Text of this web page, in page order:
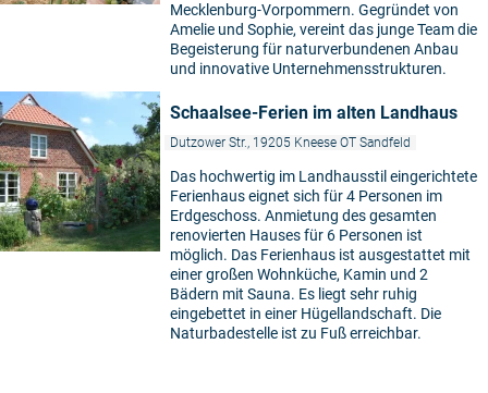
Mecklenburg-Vorpommern. Gegründet von
Amelie und Sophie, vereint das junge Team die
Begeisterung für naturverbundenen Anbau
und innovative Unternehmensstrukturen.
Schaalsee-Ferien im alten Landhaus
Dutzower Str., 19205 Kneese OT Sandfeld
Das hochwertig im Landhausstil eingerichtete
Ferienhaus eignet sich für 4 Personen im
Erdgeschoss. Anmietung des gesamten
renovierten Hauses für 6 Personen ist
möglich. Das Ferienhaus ist ausgestattet mit
einer großen Wohnküche, Kamin und 2
Bädern mit Sauna. Es liegt sehr ruhig
eingebettet in einer Hügellandschaft. Die
Naturbadestelle ist zu Fuß erreichbar.